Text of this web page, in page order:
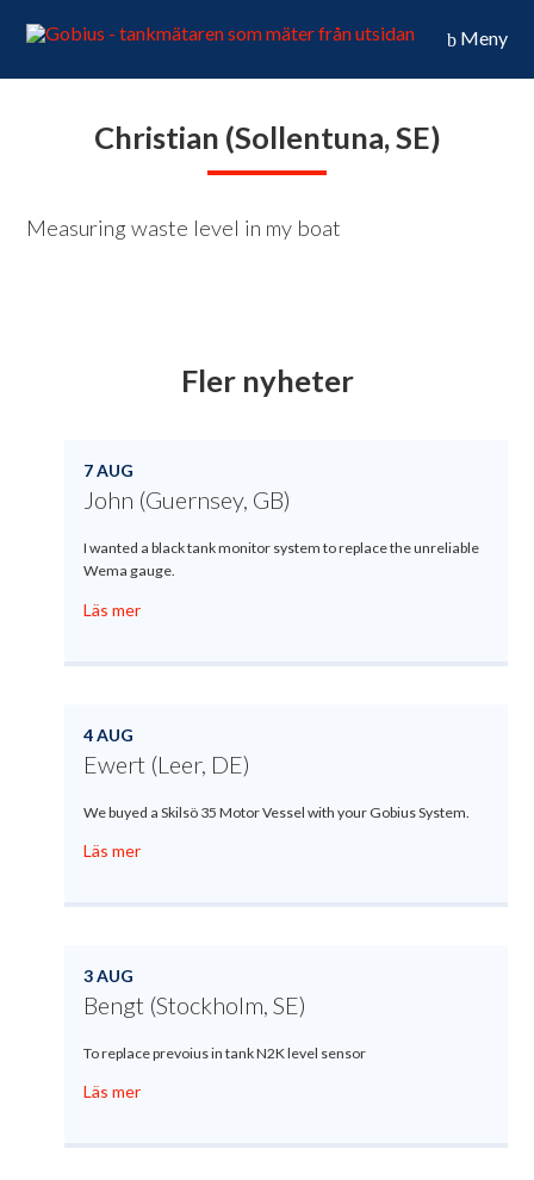
Meny
Christian (Sollentuna, SE)
Measuring waste level in my boat
Fler nyheter
7 AUG
John (Guernsey, GB)
I wanted a black tank monitor system to replace the unreliable
Wema gauge.
Läs mer
4 AUG
Ewert (Leer, DE)
We buyed a Skilsö 35 Motor Vessel with your Gobius System.
Läs mer
3 AUG
Bengt (Stockholm, SE)
To replace prevoius in tank N2K level sensor
Läs mer